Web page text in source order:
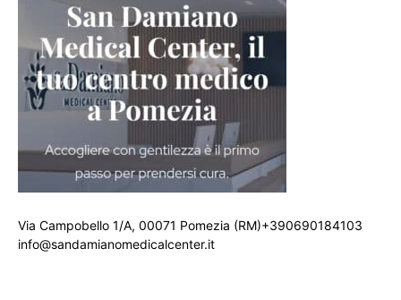
Via Campobello 1/A, 00071 Pomezia (RM)+390690184103
info@sandamianomedicalcenter.it